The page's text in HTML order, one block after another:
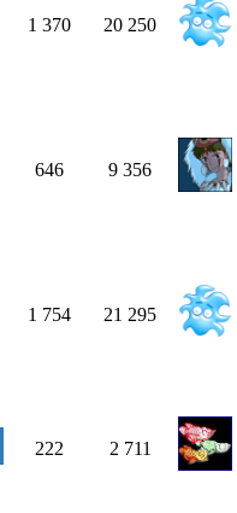
1 370 20 250
646 9 356
1 754 21 295
222 2 711